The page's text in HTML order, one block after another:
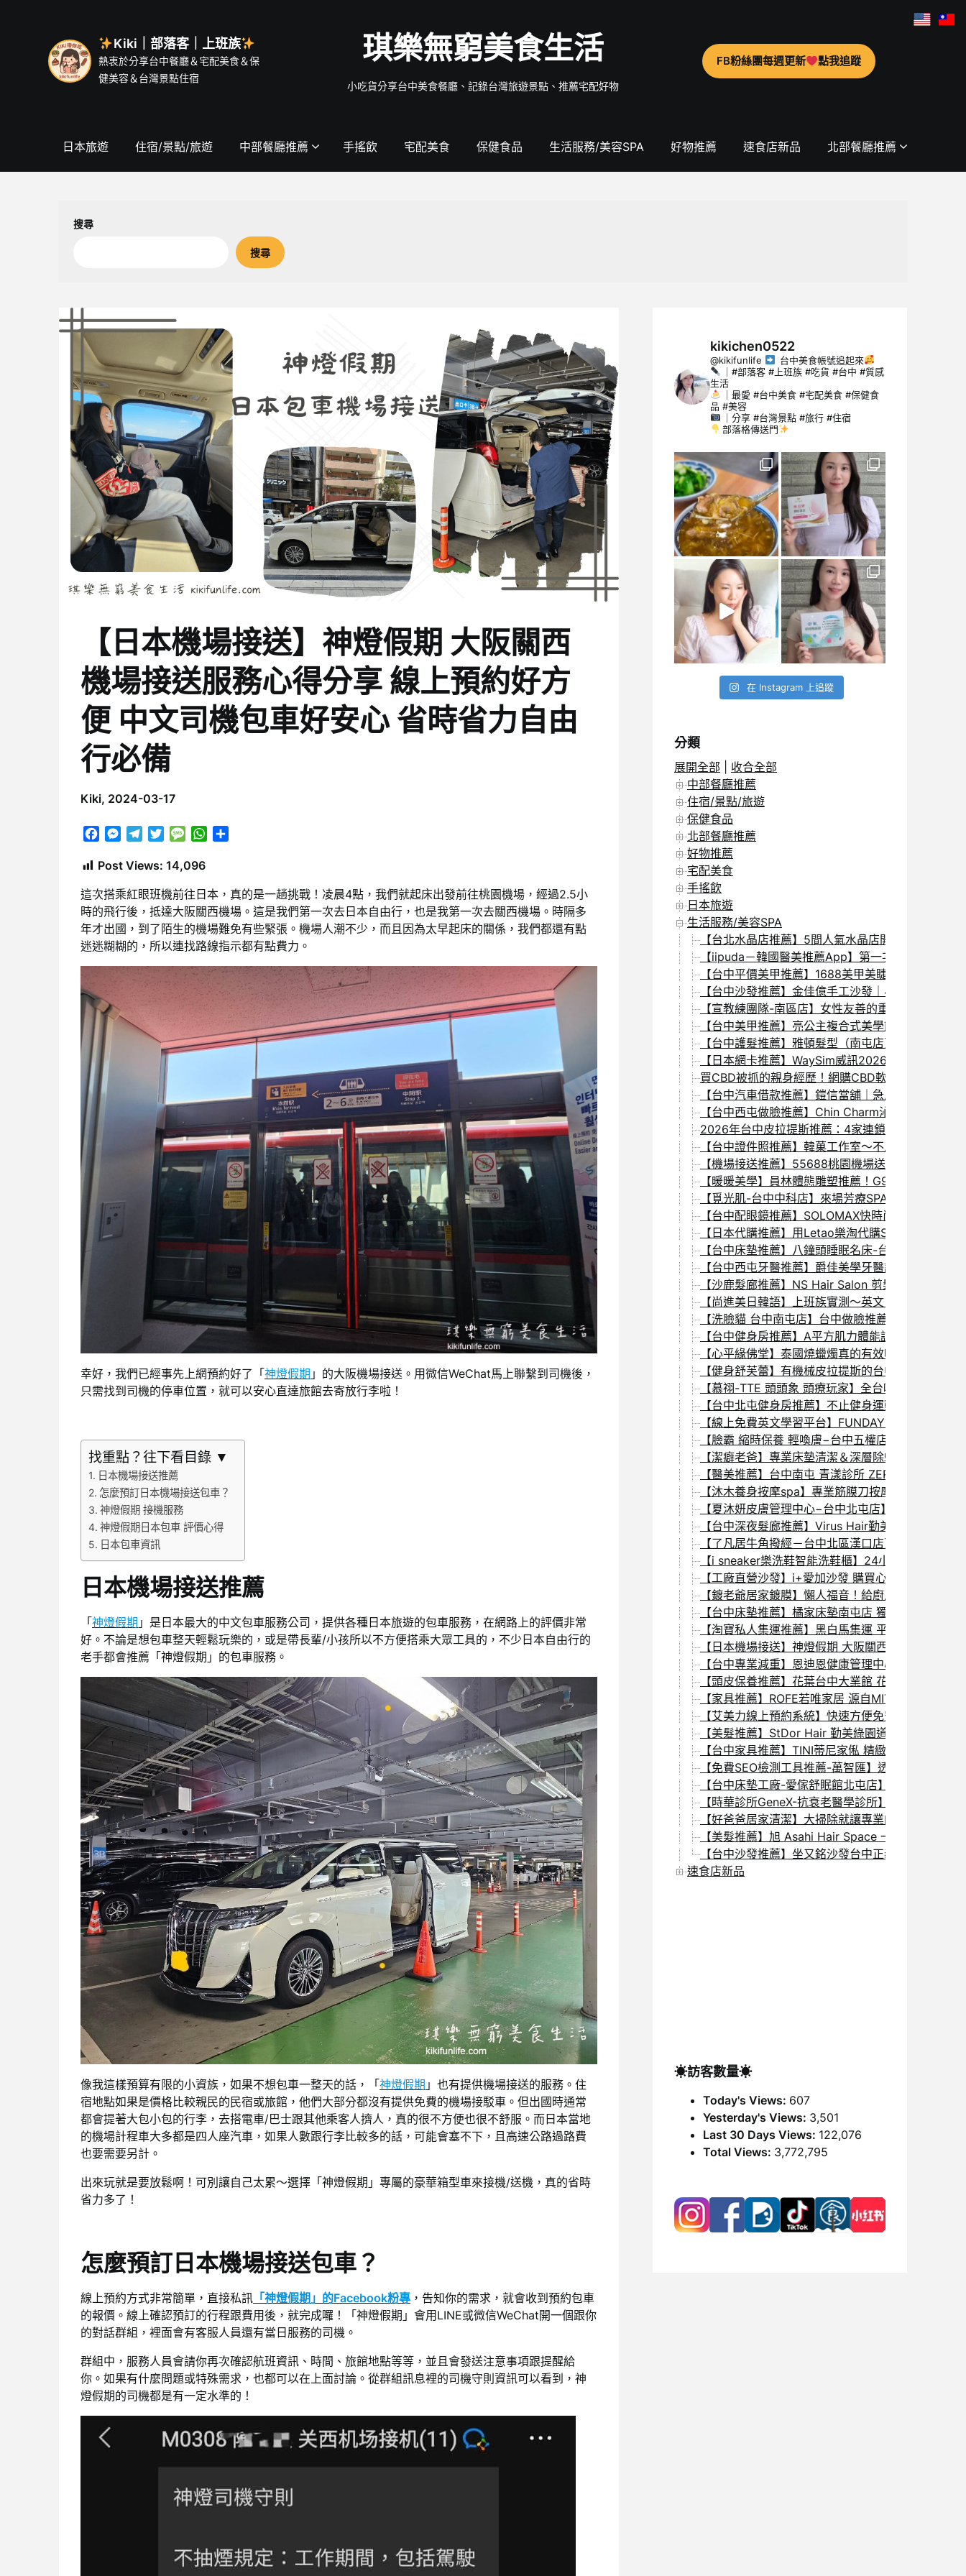
Kiki｜部落客｜上班族
熱衷於分享台中餐廳＆宅配美食＆保
健美容＆台灣景點住宿
琪樂無窮美食生活
小吃貨分享台中美食餐廳、記錄台灣旅遊景點、推薦宅配好物
FB粉絲團每週更新 點我追蹤
日本旅遊 住宿/景點/旅遊 中部餐廳推薦 手搖飲 宅配美食 保健食品 生活服務/美容SPA 好物推薦 速食店新品 北部餐廳推薦
搜尋
搜尋
【日本機場接送】神燈假期 大阪關西
機場接送服務心得分享 線上預約好方
便 中文司機包車好安心 省時省力自由
行必備
Kiki, 2024-03-17
Facebook
Messenger
TelegramTwitterMessageWhatsApp
Post Views: 14,096
這次搭乘紅眼班機前往日本，真的是一趟挑戰！凌晨4點，我們就起床出發前往桃園機場，經過2.5小
時的飛行後，抵達大阪關西機場。這是我們第一次去日本自由行，也是我第一次去關西機場。時隔多
年才出國，到了陌生的機場難免有些緊張。機場人潮不少，而且因為太早起床的關係，我們都還有點
迷迷糊糊的，所以連找路線指示都有點費力。
幸好，我們已經事先上網預約好了「神燈假期 」的大阪機場接送。用微信WeChat馬上聯繫到司機後，
只需找到司機的停車位置，就可以安心直達旅館去寄放行李啦！
找重點？往下看目錄 ▼
日本機場接送推薦
怎麼預訂日本機場接送包車？
神燈假期 接機服務
神燈假期日本包車 評價心得
日本包車資訊
日本機場接送推薦
「神燈假期 」是日本最大的中文包車服務公司，提供各種日本旅遊的包車服務，在網路上的評價非常
好。不論是想包車整天輕鬆玩樂的，或是帶長輩/小孩所以不方便搭乘大眾工具的，不少日本自由行的
老手都會推薦「神燈假期」的包車服務。
像我這樣預算有限的小資族，如果不想包車一整天的話，「神燈假期 」也有提供機場接送的服務。住
宿地點如果是價格比較親民的民宿或旅館，他們大部分都沒有提供免費的機場接駁車。但出國時通常
都會提著大包小包的行李，去搭電車/巴士跟其他乘客人擠人，真的很不方便也很不舒服。而日本當地
的機場計程車大多都是四人座汽車，如果人數跟行李比較多的話，可能會塞不下，且高速公路過路費
也要需要另計。
出來玩就是要放鬆啊！可別讓自己太累～選擇「神燈假期」專屬的豪華箱型車來接機/送機，真的省時
省力多了！
怎麼預訂日本機場接送包車？
線上預約方式非常簡單，直接私訊 「神燈假期」的Facebook粉專 ，告知你的需求，就會收到預約包車
的報價。線上確認預訂的行程跟費用後，就完成囉！「神燈假期」會用LINE或微信WeChat開一個跟你
的對話群組，裡面會有客服人員還有當日服務的司機。
群組中，服務人員會請你再次確認航班資訊、時間、旅館地點等等，並且會發送注意事項跟提醒給
你。如果有什麼問題或特殊需求，也都可以在上面討論。從群組訊息裡的司機守則資訊可以看到，神
燈假期的司機都是有一定水準的！
kikichen0522
@kikifunlife
台中美食帳號追起來
｜#部落客 #上班族 #吃貨 #台中 #質感
生活
｜最愛 #台中美食 #宅配美食 #保健食
品 #美容
｜分享 #台灣景點 #旅行 #住宿
部落格傳送門
在 Instagram 上追蹤
分類
展開全部
收合全部
中部餐廳推薦
住宿/景點/旅遊
保健食品
北部餐廳推薦
好物推薦
宅配美食
手搖飲
日本旅遊
生活服務/美容SPA
【台北水晶店推薦】5間人氣水晶店開箱評比，特
【iipuda－韓國醫美推薦App】第一次去韓國旅遊
【台中平價美甲推薦】1688美甲美睫：西屯水湳公
【台中沙發推薦】金佳億手工沙發｜47年經驗的台
【宣教練團隊-南區店】女性友善的重訓空間，一對
【台中美甲推薦】亮公主複合式美學館｜10年資歷
【台中護髮推薦】雅頓髮型（南屯店）胜肽重建療
【日本網卡推薦】WaySim威訊2026最新折扣碼！
買CBD被抓的親身經歷！網購CBD軟糖自己吃沒關
【台中汽車借款推薦】鎧信當舖｜急用現金時的合
【台中西屯做臉推薦】Chin Charm沁魅美學｜不
2026年台中皮拉提斯推薦：4家連鎖皮拉提斯教室
【台中證件照推薦】韓菓工作室～不用飛韓國也能
【機場接送推薦】55688桃園機場送機心得｜APP
【暖暖美學】員林體態雕塑推薦！G90發燒大師：
【覓光肌-台中中科店】來場芳療SPA油壓按摩，讓
【台中配眼鏡推薦】SOLOMAX快時尚眼鏡-誠品
【日本代購推薦】用Letao樂淘代購Snidel洋裝～
【台中床墊推薦】八鐘頭睡眠名床-台中復興門市｜
【台中西屯牙醫推薦】爵佳美學牙醫診所 噴砂美白
【沙鹿髮廊推薦】NS Hair Salon 剪髮＋日系結構
【尚進美日韓語】上班族實測～英文口說練習推薦
【洗臉貓 台中南屯店】台中做臉推薦！無痛清粉刺
【台中健身房推薦】A平方肌力體能訓練中心-西屯
【心平緣佛堂】泰國燒蠟燭真的有效嗎？線上祈福
【健身舒芙蕾】有機械皮拉提斯的台中西區健身房
【慕祤-TTE 頭頭象 頭療玩家】全台唯一韓式花浴
【台中北屯健身房推薦】不止健身運動教室 一對一
【線上免費英文學習平台】FUNDAY試用心得評價
【臉霸 縮時保養 輕喚膚−台中五權店】平價快速有
【潔癖老爸】專業床墊清潔＆深層除蟎 拒絕跟塵螨
【醫美推薦】台中南屯 青漾診所 ZERONA光雕減
【沐木養身按摩spa】專業筋膜刀按摩+手技+拔罐
【夏沐妍皮膚管理中心−台中北屯店】耳燭淨化管
【台中深夜髮廊推薦】Virus Hair勤美概念店 24小
【了凡居牛角撥經－台中北區漢口店】撥筋棒搭配
【i sneaker樂洗鞋智能洗鞋櫃】24小時全天營業的
【工廠直營沙發】i+愛加沙發 購買心得＆使用1.5
【鍍老爺居家鍍膜】懶人福音！給廚房/浴室鍍上
【台中床墊推薦】橘家床墊南屯店 獨立筒＆天然
【淘寶私人集運推薦】黑白馬集運 平台操作容易
【日本機場接送】神燈假期 大阪關西機場接送服務
【台中專業減重】恩迪恩健康管理中心 健康飲食搭
【頭皮保養推薦】花葉台中大業館 花葉頭皮養護
【家具推薦】ROFE若唯家居 源自MIT個性化設計沙
【艾美力線上預約系統】快速方便免安裝 隨時隨地
【美髮推薦】StDor Hair 勤美綠園道友善沙龍
【台中家具推薦】TINI蒂尼家俬 精緻設計感/溫馨
【免費SEO檢測工具推薦-萬智匯】透過SEO優化
【台中床墊工廠-愛傢舒眠館北屯店】冰雪戀人-冷
【時華診所GeneX-抗衰老醫學診所】自律神經檢
【好爸爸居家清潔】大掃除就讓專業的來吧！專人
【美髮推薦】旭 Asahi Hair Space 一中旗艦店 拯
【台中沙發推薦】坐又銘沙發台中正義門市 價格透
速食店新品
☀訪客數量☀
Today's Views: 607
Yesterday's Views: 3,501
Last 30 Days Views: 122,076
Total Views: 3,772,795